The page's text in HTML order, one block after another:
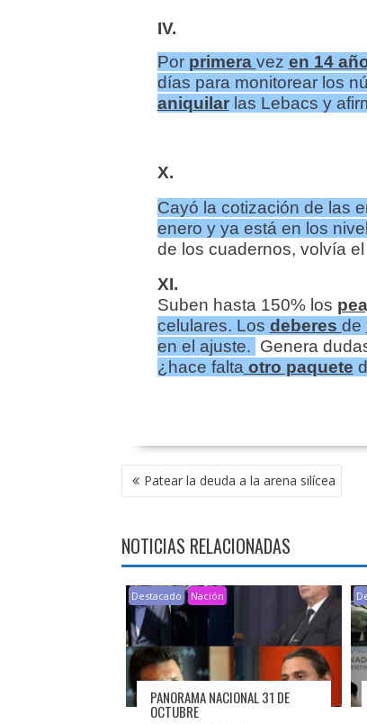
IV.
Por primera vez en 14
días para monitorear los
aniquilarlas Lebacs y
X.
Cayó la cotización de las
enero y ya está en los
de los cuadernos, volvía
XI.
Suben hasta 150% los
celulares. Los deberes de
en el ajuste. Genera
¿hace falta otro paquete
NAVEGACIÓN
DE Patear la deuda a la arena silícea
NOTICIAS RELACIONADAS
Destacado Nación
PANORAMA NACIONAL 31 DE
OCTUBRE